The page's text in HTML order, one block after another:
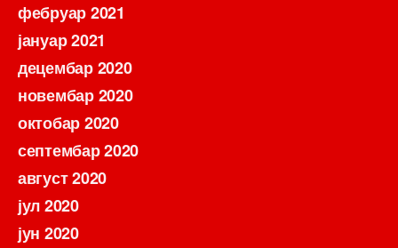
фебруар 2021
јануар 2021
децембар 2020
новембар 2020
октобар 2020
септембар 2020
август 2020
јул 2020
јун 2020